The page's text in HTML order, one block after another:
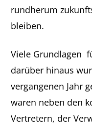
rundherum
bleiben.
Viele Grundlagen
darüber hinaus
vergangenen Jahr
waren neben den
Vertretern, der